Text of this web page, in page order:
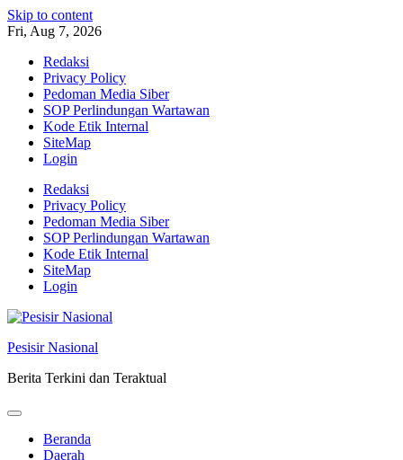
Skip to content
Fri, Aug 7, 2026
Redaksi
Privacy Policy
Pedoman Media Siber
SOP Perlindungan Wartawan
Kode Etik Internal
SiteMap
Login
Redaksi
Privacy Policy
Pedoman Media Siber
SOP Perlindungan Wartawan
Kode Etik Internal
SiteMap
Login
Pesisir Nasional
Berita Terkini dan Teraktual
Beranda
Daerah